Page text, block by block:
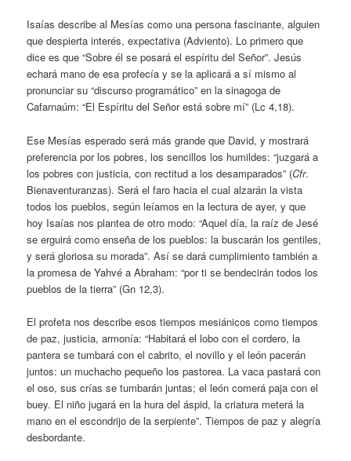
Isaías describe al Mesías como una persona fascinante, alguien
que despierta interés, expectativa (Adviento). Lo primero que
dice es que “Sobre él se posará el espíritu del Señor”. Jesús
echará mano de esa profecía y se la aplicará a sí mismo al
pronunciar su “discurso programático” en la sinagoga de
Cafarnaúm: “El Espíritu del Señor está sobre mí” (Lc 4,18).
Ese Mesías esperado será más grande que David, y mostrará
preferencia por los pobres, los sencillos los humildes: “juzgará a
los pobres con justicia, con rectitud a los desamparados” (Cfr.
Bienaventuranzas). Será el faro hacia el cual alzarán la vista
todos los pueblos, según leíamos en la lectura de ayer, y que
hoy Isaías nos plantea de otro modo: “Aquel día, la raíz de Jesé
se erguirá como enseña de los pueblos: la buscarán los gentiles,
y será gloriosa su morada”. Así se dará cumplimiento también a
la promesa de Yahvé a Abraham: “por ti se bendecirán todos los
pueblos de la tierra” (Gn 12,3).
El profeta nos describe esos tiempos mesiánicos como tiempos
de paz, justicia, armonía: “Habitará el lobo con el cordero, la
pantera se tumbará con el cabrito, el novillo y el león pacerán
juntos: un muchacho pequeño los pastorea. La vaca pastará con
el oso, sus crías se tumbarán juntas; el león comerá paja con el
buey. El niño jugará en la hura del áspid, la criatura meterá la
mano en el escondrijo de la serpiente”. Tiempos de paz y alegría
desbordante.